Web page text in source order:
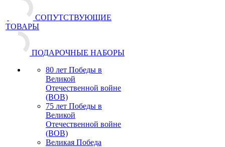
СОПУТСТВУЮЩИЕ
ТОВАРЫ
ПОДАРОЧНЫЕ НАБОРЫ
80 лет Победы в
Великой
Отечественной войне
(ВОВ)
75 лет Победы в
Великой
Отечественной войне
(ВОВ)
Великая Победа